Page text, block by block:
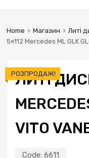
Home Магазин Литі
5×112 Mercedes ML GLK
ЛИТІ
VITO
Code: 6611
РОЗПРОДАЖ!